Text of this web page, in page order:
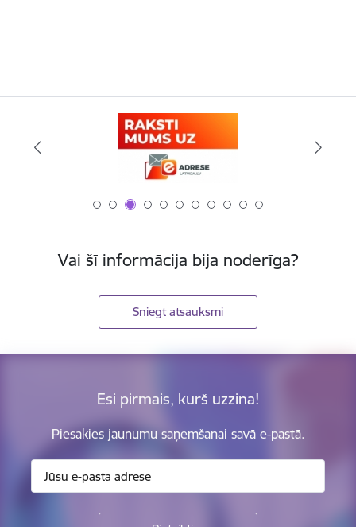
Vai šī informācija bija noderīga?
Sniegt atsauksmi
Esi pirmais, kurš uzzina!
Piesakies jaunumu saņemšanai savā e-pastā.